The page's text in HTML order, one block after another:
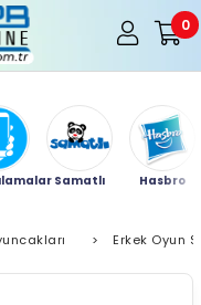
0
Samatlı Hasbro
> Erkek Oyun